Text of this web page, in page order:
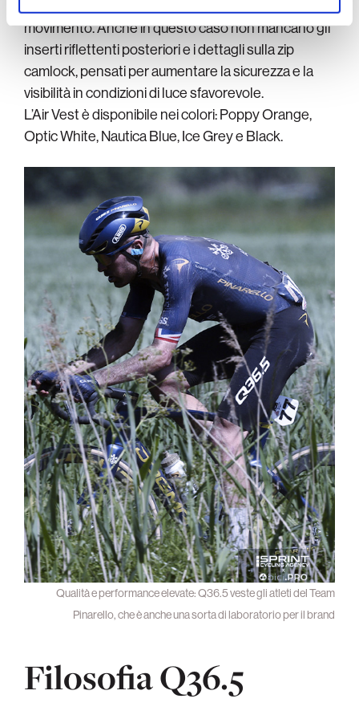
movimento. Anche in questo caso non mancano gli
inserti riflettenti posteriori e i dettagli sulla zip
camlock, pensati per aumentare la sicurezza e la
visibilità in condizioni di luce sfavorevole.
L’Air Vest è disponibile nei colori: Poppy Orange,
Optic White, Nautica Blue, Ice Grey e Black.
Qualità e performance elevate: Q36.5 veste gli atleti del Team
Pinarello, che è anche una sorta di laboratorio per il brand
Filosofia Q36.5